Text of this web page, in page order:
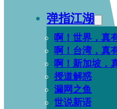
弹指江湖
啊！世界，真
啊！台湾，真
啊！新加坡，
授道解惑
漏网之鱼
世说新语